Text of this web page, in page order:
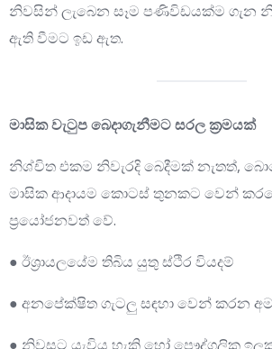
නිවසින් ලැබෙන සෑම පණිවිඩයක්ම ගැන
ඇති වීමට ඉඩ ඇත.
මාසික වැටුප බෙදාගැනීමට සරල ක්‍රමයක්
නිශ්චිත එකම නිවැරදි බෙදීමක් නැතත්,
මාසික ආදායම කොටස් තුනකට වෙන්
ප්‍රයෝජනවත් වේ.
● ඊශ්‍රායලයේම තිබිය යුතු ස්ථිර වියදම්
● අනපේක්ෂිත ගැටලු සඳහා වෙන් කරන
● නිවසට යැවිය හැකි හෝ පෞද්ගලික